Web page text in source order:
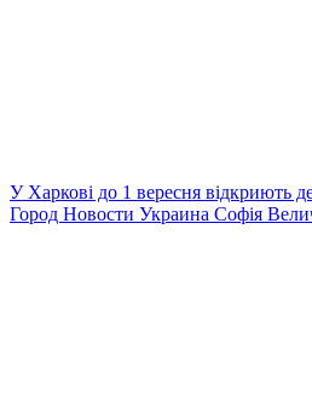
У Харкові до 1 вересня відкриють
Город Новости Украина Софія